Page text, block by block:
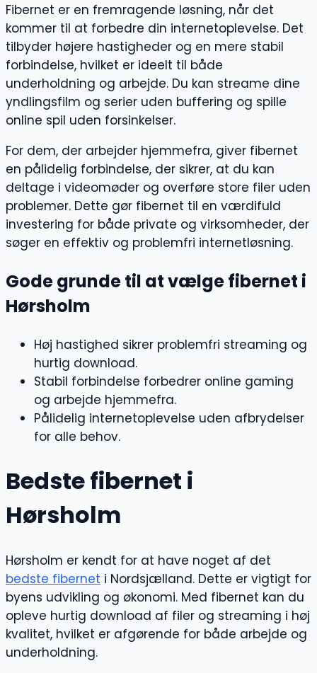
Fibernet er en fremragende løsning, når det
kommer til at forbedre din internetoplevelse. Det
tilbyder højere hastigheder og en mere stabil
forbindelse, hvilket er ideelt til både
underholdning og arbejde. Du kan streame dine
yndlingsfilm og serier uden buffering og spille
online spil uden forsinkelser.
For dem, der arbejder hjemmefra, giver fibernet
en pålidelig forbindelse, der sikrer, at du kan
deltage i videomøder og overføre store filer uden
problemer. Dette gør fibernet til en værdifuld
investering for både private og virksomheder, der
søger en effektiv og problemfri internetløsning.
Gode grunde til at vælge fibernet i
Hørsholm
Høj hastighed sikrer problemfri streaming og
hurtig download.
Stabil forbindelse forbedrer online gaming
og arbejde hjemmefra.
Pålidelig internetoplevelse uden afbrydelser
for alle behov.
Bedste fibernet i
Hørsholm
Hørsholm er kendt for at have noget af det
bedste fibernet i Nordsjælland. Dette er vigtigt for
byens udvikling og økonomi. Med fibernet kan du
opleve hurtig download af filer og streaming i høj
kvalitet, hvilket er afgørende for både arbejde og
underholdning.